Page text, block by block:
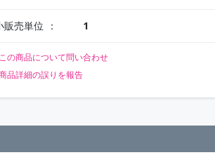
販売単位 1
この商品について問い合わせ
品詳細の誤りを報告